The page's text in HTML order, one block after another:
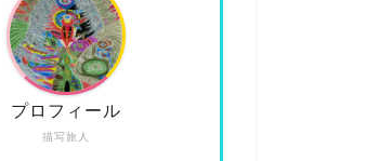
描写旅人
プロフィール